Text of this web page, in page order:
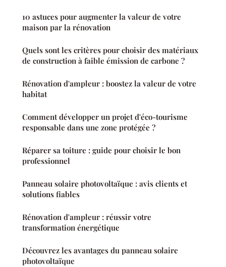
10 astuces pour augmenter la valeur de votre
maison par la rénovation
Quels sont les critères pour choisir des matériaux
de construction à faible émission de carbone ?
Rénovation d'ampleur : boostez la valeur de votre
habitat
Comment développer un projet d'éco-tourisme
responsable dans une zone protégée ?
Réparer sa toiture : guide pour choisir le bon
professionnel
Panneau solaire photovoltaïque : avis clients et
solutions fiables
Rénovation d'ampleur : réussir votre
transformation énergétique
Découvrez les avantages du panneau solaire
photovoltaïque